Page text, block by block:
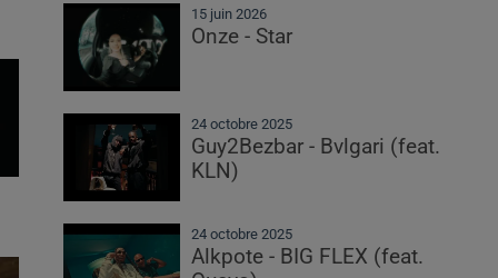
15 juin 2026
Onze - Star
24 octobre 2025
Guy2Bezbar - Bvlgari (feat.
KLN)
24 octobre 2025
Alkpote - BIG FLEX (feat.